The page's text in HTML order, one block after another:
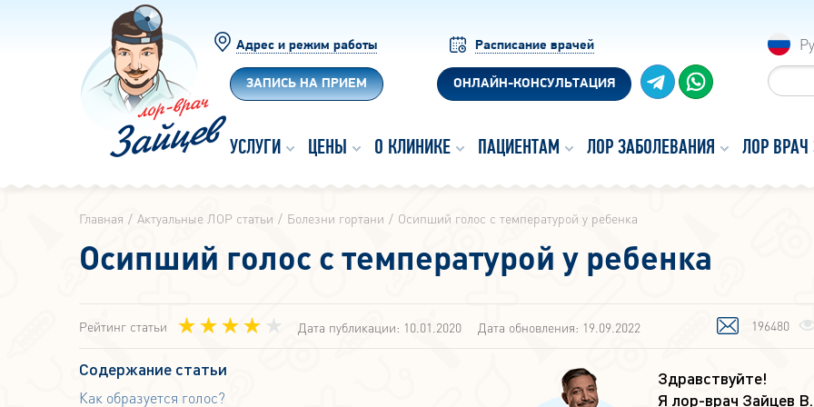
Адрес и режим работы
ЗАПИСЬ НА ПРИЕМ
Расписание врачей
ОНЛАЙН-КОНСУЛЬТАЦИЯ
УСЛУГИ ЦЕНЫ О КЛИНИКЕ ПАЦИЕНТАМ ЛОР ЗАБОЛЕВАНИЯ ЛОР ВРАЧ
Главная Актуальные ЛОР статьи Болезни гортани Осипший голос с температурой у ребенка
Осипший голос с температурой у ребенка
Рейтинг статьи Дата публикации: 10.01.2020 Дата обновления: 19.09.2022 196480
Содержание статьи
Как образуется голос?
Здравствуйте!
Я лор-врач Зайцев